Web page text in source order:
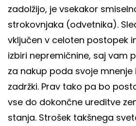
zadolžijo, je vsekakor
strokovnjaka (odvetnika).
vključen v celoten postopek
izbiri nepremičnine, saj vam
za nakup poda svoje mnenje
zadržki. Prav tako pa bo
vse do dokončne ureditve
stanja. Strošek takšnega